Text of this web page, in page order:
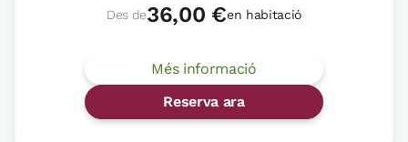
Des de36,00 €en habitació
Més informació
Reserva ara